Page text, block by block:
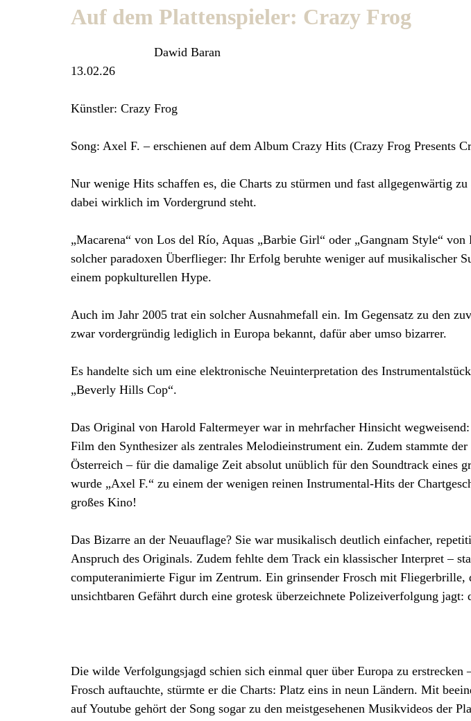
Auf dem Plattenspieler: Crazy Frog
Dawid Baran
13.02.26
Künstler: Crazy Frog
Song: Axel F. – erschienen auf dem Album Crazy Hits (Crazy Frog Presents
Nur wenige Hits schaffen es, die Charts zu stürmen und fast allgegenwärtig zu
dabei wirklich im Vordergrund steht.
„Macarena“ von Los del Río, Aquas „Barbie Girl“ oder „Gangnam Style“ von
solcher paradoxen Überflieger: Ihr Erfolg beruhte weniger auf musikalischer
einem popkulturellen Hype.
Auch im Jahr 2005 trat ein solcher Ausnahmefall ein. Im Gegensatz zu den
zwar vordergründig lediglich in Europa bekannt, dafür aber umso bizarrer.
Es handelte sich um eine elektronische Neuinterpretation des
„Beverly Hills Cop“.
Das Original von Harold Faltermeyer war in mehrfacher Hinsicht
Film den Synthesizer als zentrales Melodieinstrument ein. Zudem stammte
Österreich – für die damalige Zeit absolut unüblich für den Soundtrack eines
wurde „Axel F.“ zu einem der wenigen reinen Instrumental-Hits der
großes Kino!
Das Bizarre an der Neuauflage? Sie war musikalisch deutlich einfacher,
Anspruch des Originals. Zudem fehlte dem Track ein klassischer Interpret –
computeranimierte Figur im Zentrum. Ein grinsender Frosch mit
unsichtbaren Gefährt durch eine grotesk überzeichnete Polizeiverfolgung jagt:
Die wilde Verfolgungsjagd schien sich einmal quer über Europa zu
Frosch auftauchte, stürmte er die Charts: Platz eins in neun Ländern. Mit
auf Youtube gehört der Song sogar zu den meistgesehenen Musikvideos der